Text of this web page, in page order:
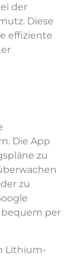
der
Diese
effiziente
Die App
zu
zu
bequem per
Lithium-